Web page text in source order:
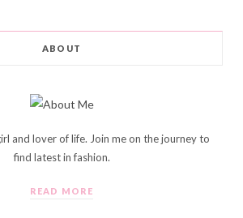
ABOUT
and lover of life. Join me on the journey to
find latest in fashion.
READ MORE